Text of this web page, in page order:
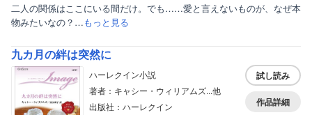
二人の関係はここにいる間だけ。でも……愛と言えないものが、なぜ本
物みたいなの？…もっと見る
九カ月の絆は突然に
ハーレクイン小説
著者：キャシー・ウィリアムズ...他
出版社：ハーレクイン
試し読み
作品詳細